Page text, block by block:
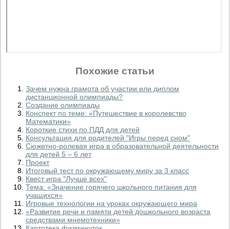
Похожие статьи
Зачем нужна грамота об участии или диплом
дистанционной олимпиады?
Создание олимпиады
Конспект по теме: «Путешествие в королевство
Математики»
Короткие стихи по ПДД для детей
Консультация для родителей "Игры перед сном"
Сюжетно-ролевая игра в образовательной деятельности
для детей 5 – 6 лет
Проект
Итоговый тест по окружающему миру за 3 класс
Квест игра "Лучше всех"
Тема: «Значение горячего школьного питания для
учащихся»
Игровые технологии на уроках окружающего мира
«Развитие речи и памяти детей дошкольного возраста
средствами мнемотехники»